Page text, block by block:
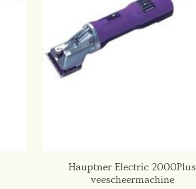
Hauptner Electric 2000Plus
veescheermachine